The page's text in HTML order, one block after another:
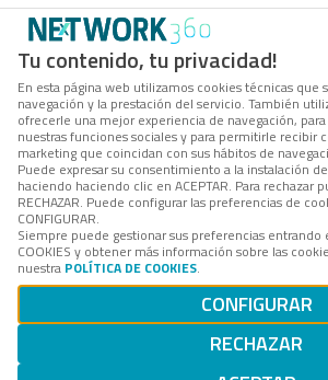
Tu contenido, tu privacidad!
En esta página web utilizamos cookies técnicas que
navegación y la prestación del servicio. También
ofrecerle una mejor experiencia de navegación,
nuestras funciones sociales y para permitirle recibir
marketing que coincidan con sus hábitos de
Puede expresar su consentimiento a la instalación
haciendo haciendo clic en ACEPTAR. Para rechazar
RECHAZAR. Puede configurar las preferencias de
CONFIGURAR.
Siempre puede gestionar sus preferencias entrando
COOKIES y obtener más información sobre las
nuestra POLÍTICA DE COOKIES.
CONFIGURAR
RECHAZAR